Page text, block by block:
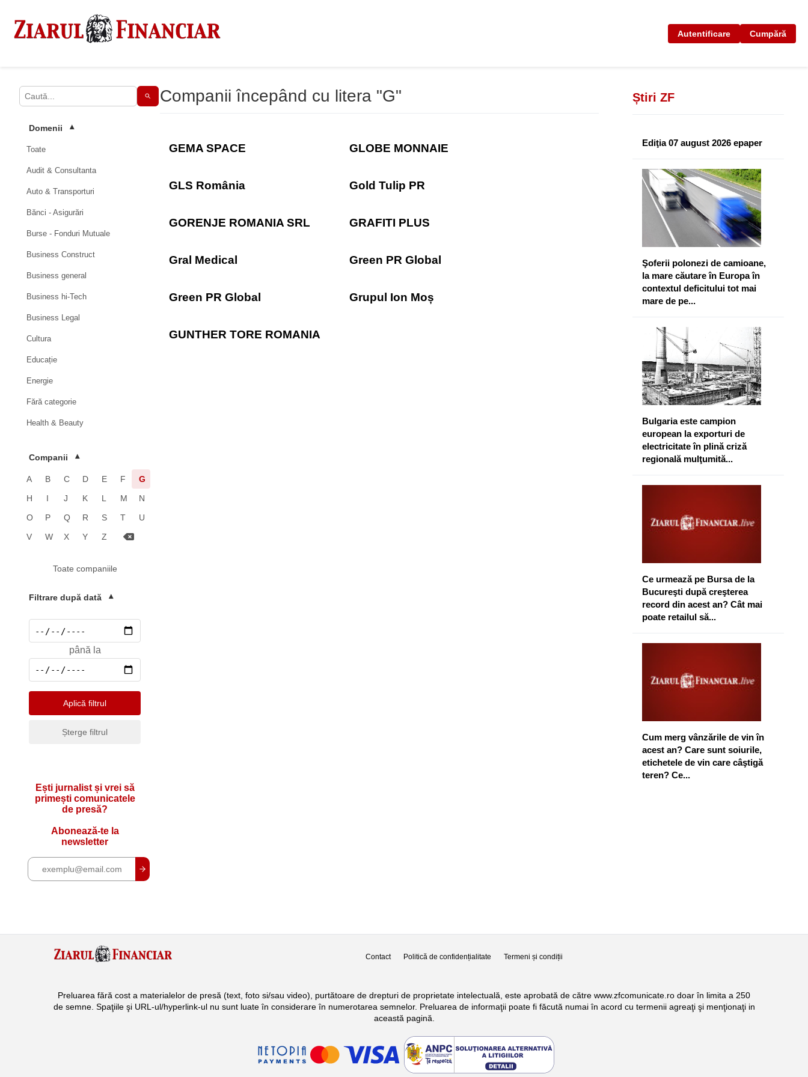
Autentificare Cumpără
Domenii ▾
Toate
Audit & Consultanta
Auto & Transporturi
Bănci - Asigurări
Burse - Fonduri Mutuale
Business Construct
Business general
Business hi-Tech
Business Legal
Cultura
Educație
Energie
Fără categorie
Health & Beauty
Imobiliare
Pharma & Sănătate
Social
Telecomunicatii
Companii ▾
A B C D E F
G
H
I J K L M
N
O
P Q R S T
U
V
W X Y Z
Toate companiile
Filtrare după dată ▾
până la
Aplică filtrul
Șterge filtrul
Ești jurnalist și vrei să
primești comunicatele
de presă?
Abonează-te la
newsletter
Știri ZF
Ediţia 07 august 2026 epaper
Şoferii polonezi de camioane,
la mare căutare în Europa în
contextul deficitului tot mai
mare de pe...
Bulgaria este campion
european la exporturi de
electricitate în plină criză
regională mulţumită...
Ce urmează pe Bursa de la
Bucureşti după creşterea
record din acest an? Cât mai
poate retailul să...
Cum merg vânzările de vin în
acest an? Care sunt soiurile,
etichetele de vin care câştigă
teren? Ce...
Companii începând cu litera "G"
GEMA SPACE GLOBE MONNAIE
GLS România Gold Tulip PR
GORENJE ROMANIA SRL GRAFITI PLUS
Gral Medical Green PR Global
Green PR Global Grupul Ion Moș
GUNTHER TORE ROMANIA
Contact Politică de confidențialitate Termeni și condiții
Preluarea fără cost a materialelor de presă (text, foto si/sau video), purtătoare de drepturi de proprietate intelectuală, este aprobată de către www.zfcomunicate.ro doar în limita a 250
de semne. Spaţiile şi URL-ul/hyperlink-ul nu sunt luate în considerare în numerotarea semnelor. Preluarea de informaţii poate fi făcută numai în acord cu termenii agreaţi şi menţionaţi in
această pagină.